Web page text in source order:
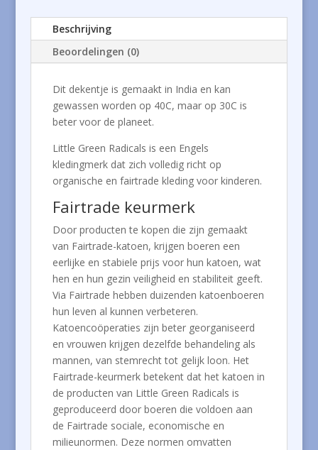
Beschrijving
Beoordelingen (0)
Dit dekentje is gemaakt in India en kan
gewassen worden op 40C, maar op 30C is
beter voor de planeet.
Little Green Radicals is een Engels
kledingmerk dat zich volledig richt op
organische en fairtrade kleding voor kinderen.
Fairtrade keurmerk
Door producten te kopen die zijn gemaakt
van Fairtrade-katoen, krijgen boeren een
eerlijke en stabiele prijs voor hun katoen, wat
hen en hun gezin veiligheid en stabiliteit geeft.
Via Fairtrade hebben duizenden katoenboeren
hun leven al kunnen verbeteren.
Katoencoöperaties zijn beter georganiseerd
en vrouwen krijgen dezelfde behandeling als
mannen, van stemrecht tot gelijk loon. Het
Fairtrade-keurmerk betekent dat het katoen in
de producten van Little Green Radicals is
geproduceerd door boeren die voldoen aan
de Fairtrade sociale, economische en
milieunormen. Deze normen omvatten